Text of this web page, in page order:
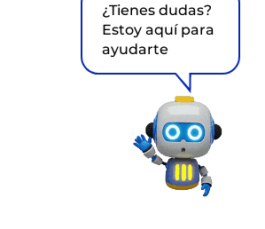
¿Tienes dudas?
Estoy aquí para
ayudarte